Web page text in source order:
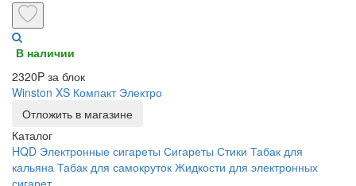
В наличии
2320P за блок
Winston XS Компакт Электро
Отложить в магазине
Каталог
HQD Электронные сигареты Сигареты Стики Табак для
кальяна Табак для самокруток Жидкости для электронных
сигарет